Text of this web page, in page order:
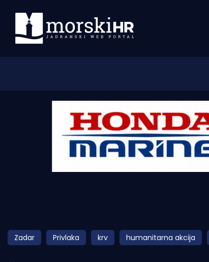
Morski plus
Pomorstvo
Zadar Privlaka krv humanitarna akcija